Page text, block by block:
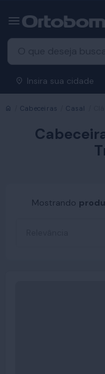
Insira sua cidade
Início
Cabeceiras Casal
Mostrando